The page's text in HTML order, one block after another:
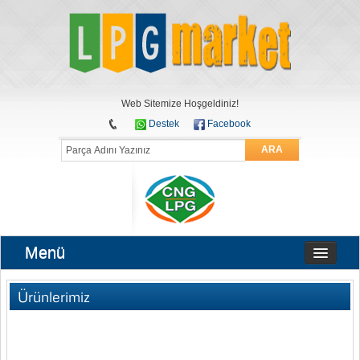
Web Sitemize Hoşgeldiniz!
Destek
Facebook
ARA
Menü
Ürünlerimiz